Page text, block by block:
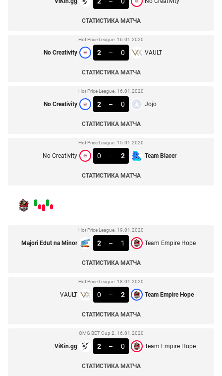
СТАТИСТИКА МАТЧА
Hot Price League. 16.01.2020
No Creativity 2 – 0 VAULT
СТАТИСТИКА МАТЧА
Hot Price League. 16.01.2020
No Creativity 2 – 0 Jojo
СТАТИСТИКА МАТЧА
Hot Price League. 15.01.2020
No Creativity 0 – 2 Team Blacer
СТАТИСТИКА МАТЧА
Hot Price League. 19.01.2020
Majori Edut na Minor 2 – 1 Team Empire Hope
СТАТИСТИКА МАТЧА
Hot Price League. 18.01.2020
VAULT 0 – 2 Team Empire Hope
СТАТИСТИКА МАТЧА
OMG BET Cup 2. 16.01.2020
ViKin.gg 2 – 0 Team Empire Hope
СТАТИСТИКА МАТЧА